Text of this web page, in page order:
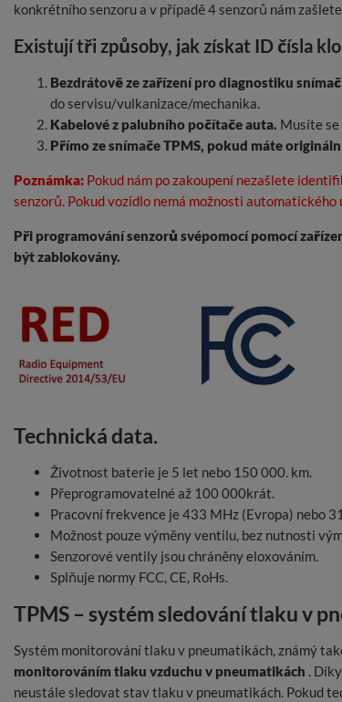
konkrétního senzoru a v případě 4 senzorů nám
Existují tři způsoby, jak získat ID čísla
Bezdrátově ze zařízení pro diagnostiku
do servisu/vulkanizace/mechanika.
Kabelové z palubního počítače auta. Musíte
Přímo ze snímače TPMS, pokud máte
Poznámka: Pokud nám po zakoupení nezašlete
senzorů. Pokud vozidlo nemá možnosti
Při programování senzorů svépomocí pomocí
být zablokovány.
Technická data.
Životnost baterie je 5 let nebo 150 000. km.
Přeprogramovatelné až 100 000krát.
Pracovní frekvence je 433 MHz (Evropa) nebo
Možnost pouze výměny ventilu, bez nutnosti
Senzorové ventily jsou chráněny eloxováním.
Splňuje normy FCC, CE, RoHs.
TPMS – systém sledování tlaku v
Systém monitorování tlaku v pneumatikách, známý
monitorováním tlaku vzduchu v pneumatikách .
neustále sledovat stav tlaku v pneumatikách. Pokud